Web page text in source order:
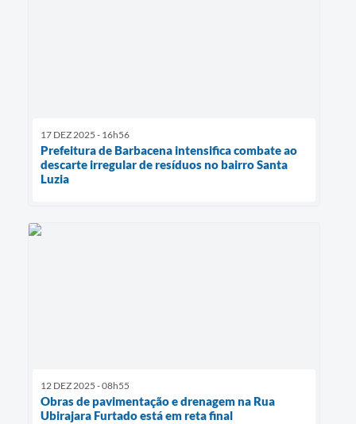
17 DEZ 2025 - 16h56
Prefeitura de Barbacena intensifica combate ao
descarte irregular de resíduos no bairro Santa
Luzia
12 DEZ 2025 - 08h55
Obras de pavimentação e drenagem na Rua
Ubirajara Furtado está em reta final